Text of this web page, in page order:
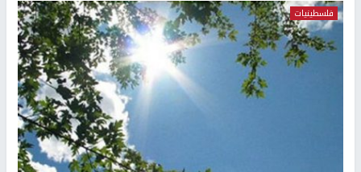
فلسطينيات